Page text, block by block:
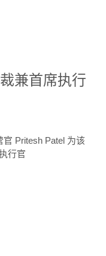
裁兼首席执行
Pritesh Patel 为该
行官